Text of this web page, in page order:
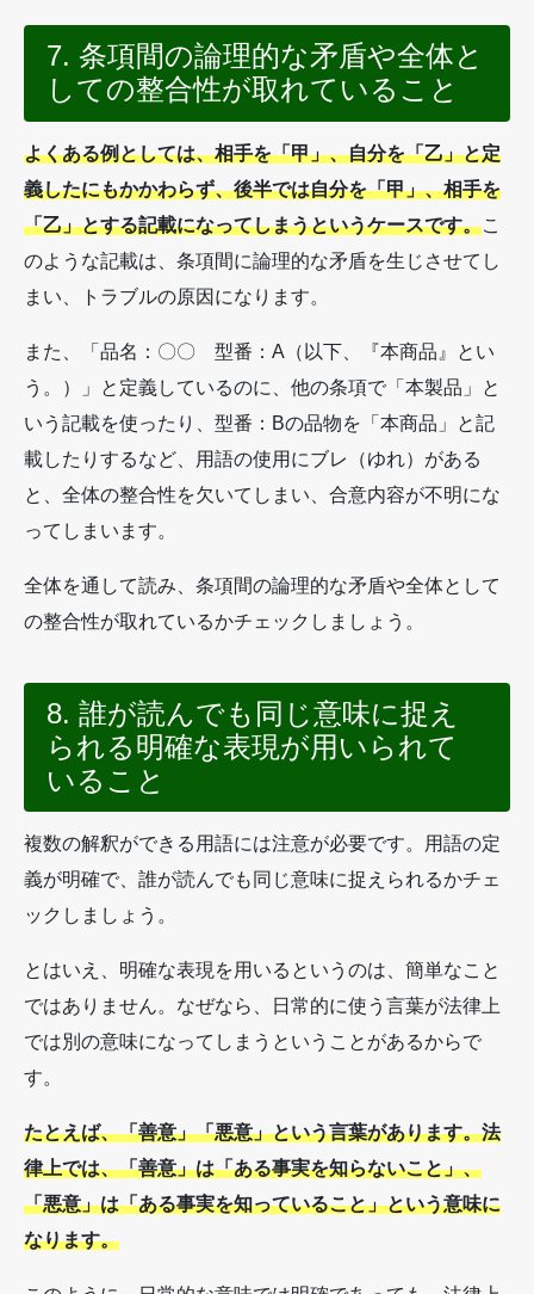
7. 条項間の論理的な矛盾や全体と
しての整合性が取れていること
よくある例としては、相手を「甲」、自分を「乙」と定
義したにもかかわらず、後半では自分を「甲」、相手を
「乙」とする記載になってしまうというケースです。こ
のような記載は、条項間に論理的な矛盾を生じさせてし
まい、トラブルの原因になります。
また、「品名：〇〇 型番：A（以下、『本商品』とい
う。）」と定義しているのに、他の条項で「本製品」と
いう記載を使ったり、型番：Bの品物を「本商品」と記
載したりするなど、用語の使用にブレ（ゆれ）がある
と、全体の整合性を欠いてしまい、合意内容が不明にな
ってしまいます。
全体を通して読み、条項間の論理的な矛盾や全体として
の整合性が取れているかチェックしましょう。
8. 誰が読んでも同じ意味に捉え
られる明確な表現が用いられて
いること
複数の解釈ができる用語には注意が必要です。用語の定
義が明確で、誰が読んでも同じ意味に捉えられるかチェ
ックしましょう。
とはいえ、明確な表現を用いるというのは、簡単なこと
ではありません。なぜなら、日常的に使う言葉が法律上
では別の意味になってしまうということがあるからで
す。
たとえば、「善意」「悪意」という言葉があります。法
律上では、「善意」は「ある事実を知らないこと」、
「悪意」は「ある事実を知っていること」という意味に
なります。